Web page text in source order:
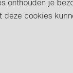
onthouden je
deze cookies